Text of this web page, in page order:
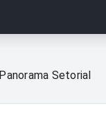
Panorama Setorial